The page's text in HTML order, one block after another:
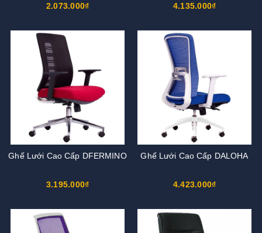
2.073.000₫ 4.135.000₫
Ghế Lưới Cao Cấp DFERMINO
3.195.000₫
Ghế Lưới Cao Cấp DALOHA
4.423.000₫